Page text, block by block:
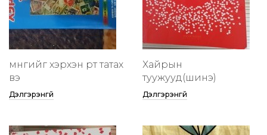
мөнгийг хэрхэн өөртөө татах
вэ
Дэлгэрэнгүй
Хайрын
туужууд(шинэ)
Дэлгэрэнгүй